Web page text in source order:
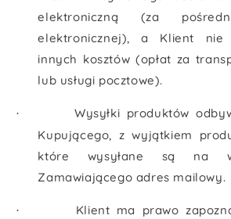
elektroniczną (za
elektronicznej), a Klient nie
innych kosztów (opłat za
lub usługi pocztowe).
·
Wysyłki produktów
Kupującego, z wyjątkiem
które wysyłane są na
Zamawiającego adres mailowy.
·
Klient ma prawo